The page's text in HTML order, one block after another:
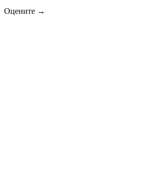
Оцените →